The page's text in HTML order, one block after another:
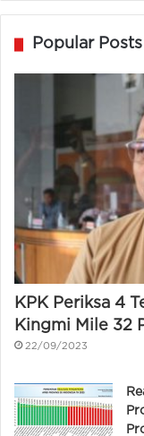
Popular Posts
KPK Periksa 4
Kingmi Mile 32
22/09/2023